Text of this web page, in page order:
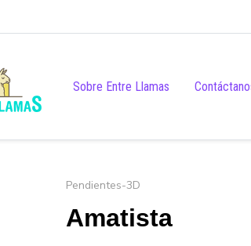
Sobre Entre Llamas
Pendientes-3D
Amatista